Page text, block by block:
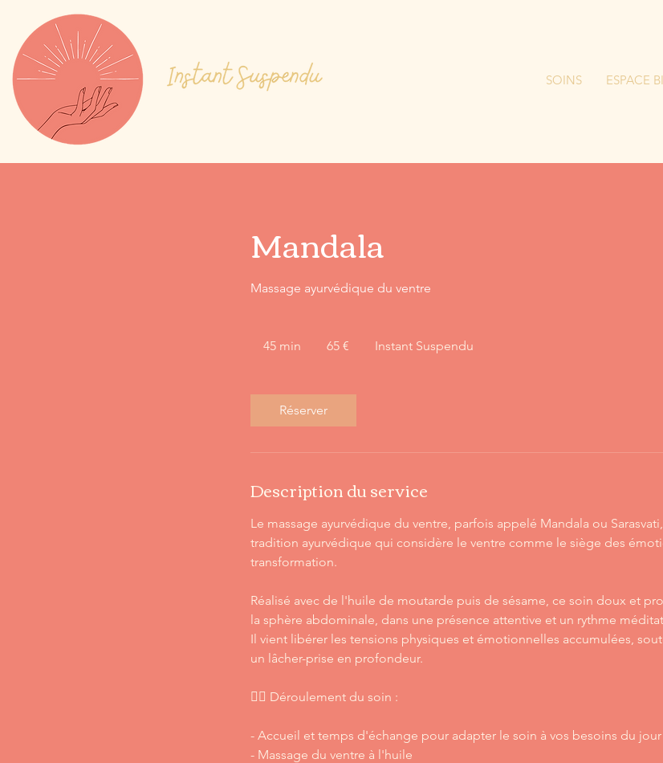
SOINS ESPACE
Mandala
Massage ayurvédique du ventre
45 min
n
65 € Instant Suspendu
Réserver
Description du service
Le massage ayurvédique du ventre, parfois appelé Mandala ou
tradition ayurvédique qui considère le ventre comme le siège des
transformation.
Réalisé avec de l'huile de moutarde puis de sésame, ce soin doux et
la sphère abdominale, dans une présence attentive et un rythme
Il vient libérer les tensions physiques et émotionnelles accumulées,
un lâcher-prise en profondeur.
💆‍♀️ Déroulement du soin :
- Accueil et temps d'échange pour adapter le soin à vos besoins du jour
- Massage du ventre à l'huile